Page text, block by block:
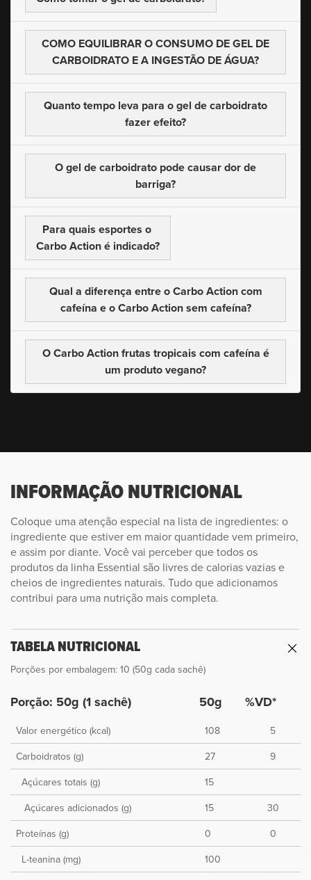
COMO EQUILIBRAR O CONSUMO DE GEL DE
CARBOIDRATO E A INGESTÃO DE ÁGUA?
Quanto tempo leva para o gel de carboidrato
fazer efeito?
O gel de carboidrato podecausar dor de
barriga?
Para quais esportes o
Carbo Action é indicado?
Qual a diferença entre o Carbo Actioncom
cafeína e o Carbo Action sem cafeína?
O Carbo Action frutas tropicais com cafeína é
um produto vegano?
INFORMAÇÃO NUTRICIONAL
Coloque uma atenção especial na lista de ingredientes: o
ingrediente que estiver em maior quantidade vem primeiro,
e assim por diante. Você vai perceber que todos os
produtos da linha Essential são livres de calorias vazias e
cheios de ingredientes naturais. Tudo que adicionamos
contribui para uma nutrição mais completa.
TABELA NUTRICIONAL
Porções por embalagem: 10 (50g cada sachê)
Porção: 50g (1 sachê) 50g %VD*
Valor energético (kcal) 108
5
Carboidratos (g)
27
9
Açúcares totais (g)
15
Açúcares adicionados (g)
15
30
Proteínas (g)
0
0
L-teanina (mg)
100